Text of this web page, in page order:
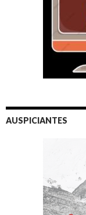
AUSPICIANTES